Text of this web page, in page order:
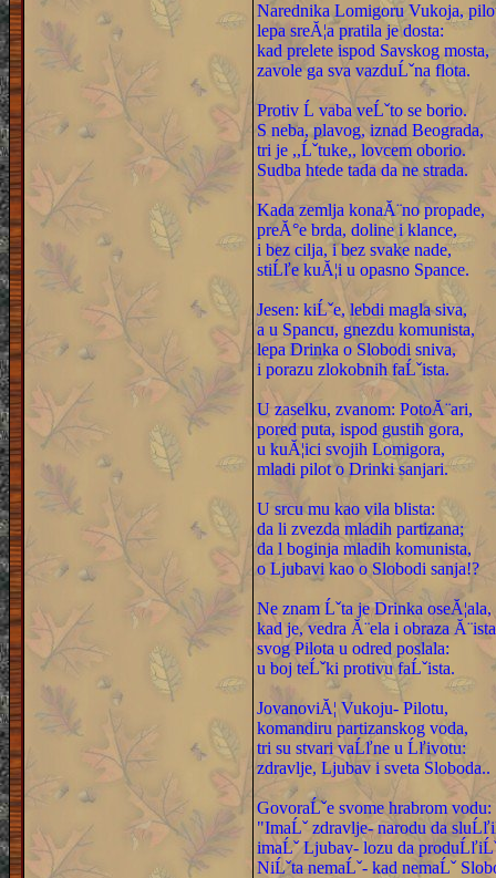
Narednika Lomigoru Vukoja,
lepa sreĂ¦a pratila je dosta:
kad prelete ispod Savskog mosta,
zavole ga sva vazduĹˇna flota.
Protiv Ĺ vaba veĹˇto se borio.
S neba, plavog, iznad Beograda,
tri je ,,Ĺˇtuke,, lovcem oborio.
Sudba htede tada da ne strada.
Kada zemlja konaĂ¨no propade,
preĂ°e brda, doline i klance,
i bez cilja, i bez svake nade,
stiĹľe kuĂ¦i u opasno Spance.
Jesen: kiĹˇe, lebdi magla siva,
a u Spancu, gnezdu komunista,
lepa Drinka o Slobodi sniva,
i porazu zlokobnih faĹˇista.
U zaselku, zvanom: PotoĂ¨ari,
pored puta, ispod gustih gora,
u kuĂ¦ici svojih Lomigora,
mladi pilot o Drinki sanjari.
U srcu mu kao vila blista:
da li zvezda mladih partizana;
da l boginja mladih komunista,
o Ljubavi kao o Slobodi sanja!?
Ne znam Ĺˇta je Drinka oseĂ¦ala,
kad je, vedra Ă¨ela i obraza
svog Pilota u odred poslala:
u boj teĹˇki protivu faĹˇista.
JovanoviĂ¦ Vukoju- Pilotu,
komandiru partizanskog voda,
tri su stvari vaĹľne u Ĺľivotu:
zdravlje, Ljubav i sveta Sloboda..
GovoraĹˇe svome hrabrom vodu:
"ImaĹˇ zdravlje- narodu da
imaĹˇ Ljubav- lozu da
NiĹˇta nemaĹˇ- kad nemaĹˇ